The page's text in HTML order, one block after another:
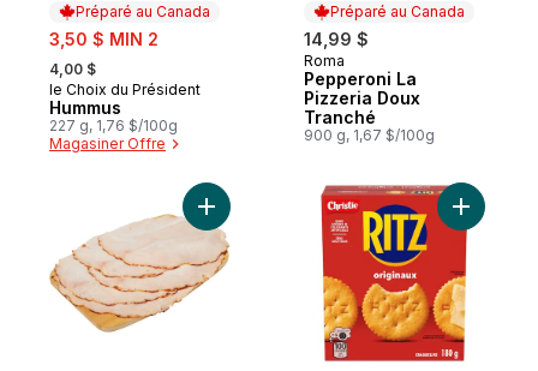
Préparé au Canada
sale:
3,50 $ MIN 2
, formerly:
4,00 $
Préparé au Canada
le Choix du Président
Hummus
227 g, 1,76 $/100g
Magasiner Offre
Préparé au Canada
14,99 $
Préparé au Canada
Roma
Pepperoni La
Pizzeria Doux
Tranché
900 g, 1,67 $/100g
Ajouter Poitrine de dinde rôtie au four
Ajouter